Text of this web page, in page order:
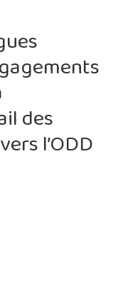
des
l’ODD